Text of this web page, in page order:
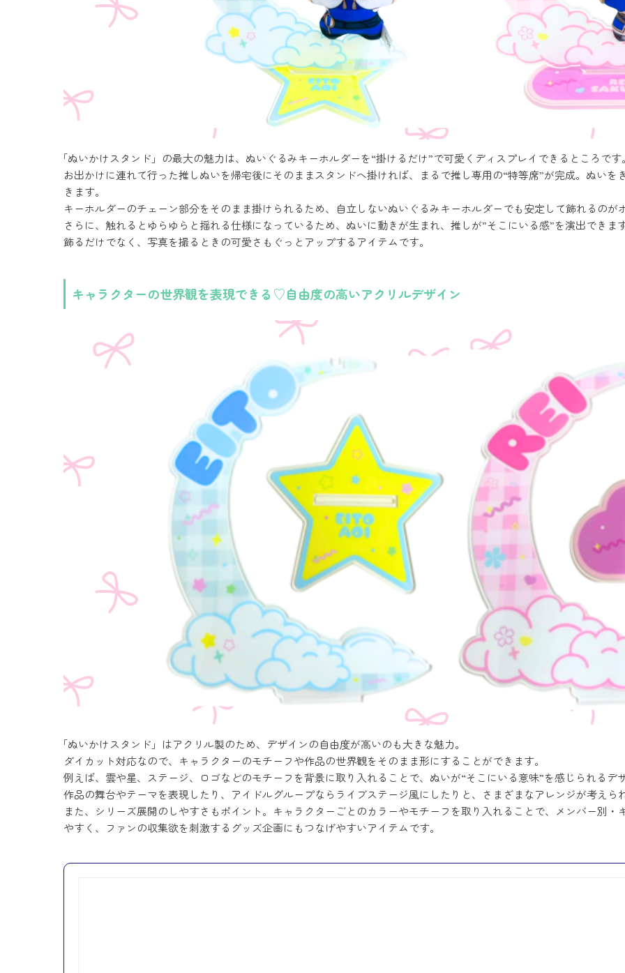
「ぬいかけスタンド」の最大の魅力は、ぬいぐるみキーホルダーを“掛けるだけ”で可愛くディスプレイできるところです
お出かけに連れて行った推しぬいを帰宅後にそのままスタンドへ掛ければ、まるで推し専用の“特等席”が完成。ぬい
きます。
キーホルダーのチェーン部分をそのまま掛けられるため、自立しないぬいぐるみキーホルダーでも安定して飾れるのが
さらに、触れるとゆらゆらと揺れる仕様になっているため、ぬいに動きが生まれ、推しが”そこにいる感”を演出できま
飾るだけでなく、写真を撮るときの可愛さもぐっとアップするアイテムです。
キャラクターの世界観を表現できる♡自由度の高いアクリルデザイン
「ぬいかけスタンド」はアクリル製のため、デザインの自由度が高いのも大きな魅力。
ダイカット対応なので、キャラクターのモチーフや作品の世界観をそのまま形にすることができます。
例えば、雲や星、ステージ、ロゴなどのモチーフを背景に取り入れることで、ぬいが“そこにいる意味”を感じられるデ
作品の舞台やテーマを表現したり、アイドルグループならライブステージ風にしたりと、さまざまなアレンジが考えら
また、シリーズ展開のしやすさもポイント。キャラクターごとのカラーやモチーフを取り入れることで、メンバー別
やすく、ファンの収集欲を刺激するグッズ企画にもつなげやすいアイテムです。